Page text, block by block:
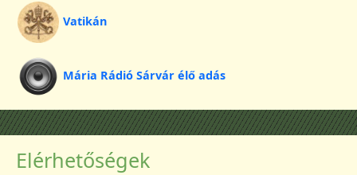
Vatikán
Mária Rádió Sárvár élő adás
Elérhetőségek